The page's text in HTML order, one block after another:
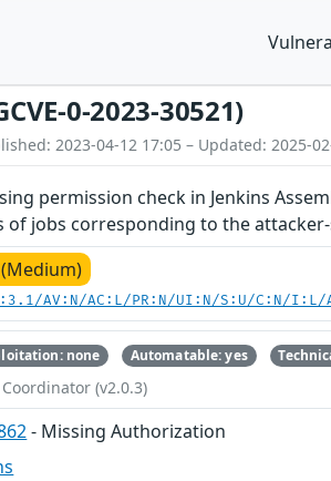
0-2023-30521)
2023-04-12 17:05 – Updated: 2025-
permission check in Jenkins
of jobs corresponding to the
AV:N/AC:L/PR:N/UI:N/S:U/C:N/I:L/
none Automatable: yes
Coordinator (v2.0.3)
- Missing Authorization